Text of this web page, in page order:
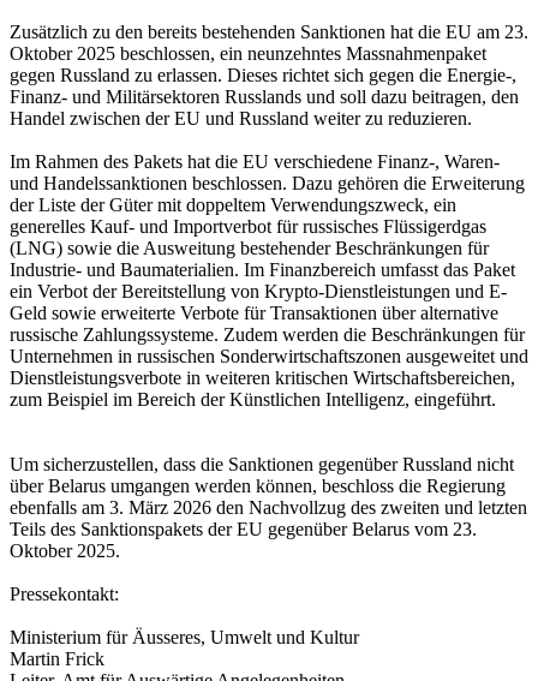
Zusätzlich zu den bereits bestehenden Sanktionen hat die EU am 23.
Oktober 2025 beschlossen, ein neunzehntes Massnahmenpaket
gegen Russland zu erlassen. Dieses richtet sich gegen die Energie-,
Finanz- und Militärsektoren Russlands und soll dazu beitragen, den
Handel zwischen der EU und Russland weiter zu reduzieren.
Im Rahmen des Pakets hat die EU verschiedene Finanz-, Waren-
und Handelssanktionen beschlossen. Dazu gehören die Erweiterung
der Liste der Güter mit doppeltem Verwendungszweck, ein
generelles Kauf- und Importverbot für russisches Flüssigerdgas
(LNG) sowie die Ausweitung bestehender Beschränkungen für
Industrie- und Baumaterialien. Im Finanzbereich umfasst das Paket
ein Verbot der Bereitstellung von Krypto-Dienstleistungen und E-
Geld sowie erweiterte Verbote für Transaktionen über alternative
russische Zahlungssysteme. Zudem werden die Beschränkungen für
Unternehmen in russischen Sonderwirtschaftszonen ausgeweitet und
Dienstleistungsverbote in weiteren kritischen Wirtschaftsbereichen,
zum Beispiel im Bereich der Künstlichen Intelligenz, eingeführt.
Um sicherzustellen, dass die Sanktionen gegenüber Russland nicht
über Belarus umgangen werden können, beschloss die Regierung
ebenfalls am 3. März 2026 den Nachvollzug des zweiten und letzten
Teils des Sanktionspakets der EU gegenüber Belarus vom 23.
Oktober 2025.
Pressekontakt:
Ministerium für Äusseres, Umwelt und Kultur
Martin Frick